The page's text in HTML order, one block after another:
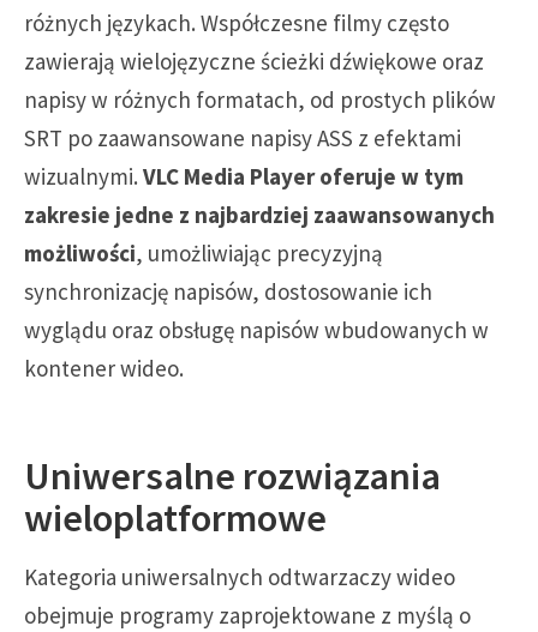
różnych językach. Współczesne filmy często
zawierają wielojęzyczne ścieżki dźwiękowe oraz
napisy w różnych formatach, od prostych plików
SRT po zaawansowane napisy ASS z efektami
wizualnymi. VLC Media Player oferuje w tym
zakresie jedne z najbardziej zaawansowanych
możliwości, umożliwiając precyzyjną
synchronizację napisów, dostosowanie ich
wyglądu oraz obsługę napisów wbudowanych w
kontener wideo.
Uniwersalne rozwiązania
wieloplatformowe
Kategoria uniwersalnych odtwarzaczy wideo
obejmuje programy zaprojektowane z myślą o